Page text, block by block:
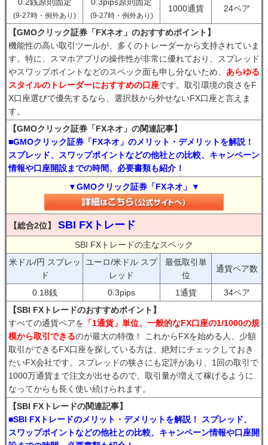
(9-27時・例外あり) (9-27時・例外あり)
1000通貨 24ペア
【GMOクリック証券「FXネオ」のおすすめポイント】
機能性の高い取引ツールが、多くのトレーダーから支持されていま
す。特に、スマホアプリの操作性が非常に優れており、スプレッド
やスワップポイントなどのスペック面も申し分ないため、 あらゆる
スタイルのトレーダーにおすすめの口座です。取引環境の良さをF
X口座選びで優先するなら、選択肢から外せないFX口座と言えま
す。
【GMOクリック証券「FXネオ」の関連記事】
■GMOクリック証券「FXネオ」のメリット・デメリットを解説！
スプレッド、スワップポイントなどの他社との比較、キャンペーン
情報や口座開設までの時間、必要書類も紹介！
▼GMOクリック証券「FXネオ」▼
【総合2位】 SBI FXトレード
SBI FXトレードの主なスペック
米ドル/円 スプレッ
ド
ユーロ/米ドル スプ
レッド
最低取引単
位
通貨ペア数
0.18銭 0.3pips 1通貨
34ペア
【SBI FXトレードのおすすめポイント】
すべての通貨ペアを 「1通貨」単位、一般的なFX口座の1/1000の規
模から取引できるのが最大の特徴！ これからFXを始める人、少額
取引ができるFX口座を探している方は、絶対にチェックしておき
たいFX会社です。スプレッドの狭さにも定評があり、1回の取引で
1000万通貨まで注文が出せるので、取引量が増えて稼げるように
なってからも長く使い続けられます。
【SBI FXトレードの関連記事】
■SBI FXトレードのメリット・デメリットを解説！ スプレッド、
スワップポイントなどの他社との比較、キャンペーン情報や口座開